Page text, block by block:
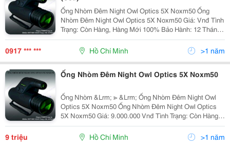
Ống Nhòm Đêm Night Owl Optics 5X Noxm50 Ống
Nhòm Đêm Night Owl Optics 5X Noxm50 Giá: Vnđ Tình
Trạng: Còn Hàng, Hàng Mới 100% Bảo Hành: 12 Tháng-
Hàng Chính Hãng Night Owl Optics (Mỹ) Xuất Xứ: Nga (
0917 *** *** Hồ Chí Minh >1 năm
Ống Nhòm Đêm Night Owl Optics 5X Noxm50
Ống Nhòm &Lrm; ≫ &Lrm; Ống Nhòm Đêm Night Owl
Optics 5X Noxm50 Ống Nhòm Đêm Night Owl Optics
5X Noxm50 Giá: 9.000.000 Vnđ Tình Trạng: Còn Hàng,
Hàng Mới 100% Bảo Hành: 12 Tháng-Hàng Chính Hãng
9 triệu Hồ Chí Minh >1 năm